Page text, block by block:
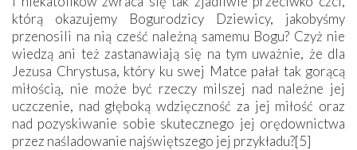
którą okazujemy Bogurodzicy Dziewicy, jakobyśmy
przenosili na nią cześć należną samemu Bogu? Czyż nie
wiedzą ani też zastanawiają się na tym uważnie, że dla
Jezusa Chrystusa, który ku swej Matce pałał tak gorącą
miłością, nie może być rzeczy milszej nad należne jej
uczczenie, nad głęboką wdzięczność za jej miłość oraz
nad pozyskiwanie sobie skutecznego jej orędownictwa
przez naśladowanie najświętszego jej przykładu?[5]